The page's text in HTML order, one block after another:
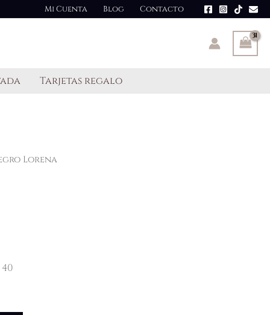
Mi Cuenta Blog Contacto
Tarjetas regalo
Lorena